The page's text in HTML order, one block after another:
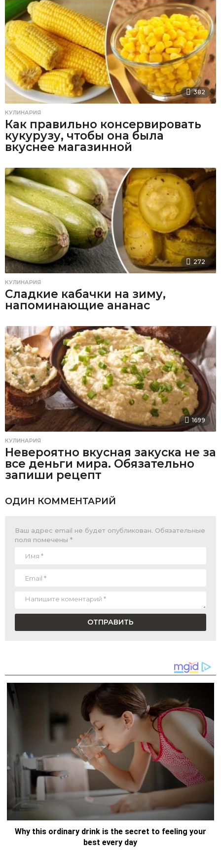
382
КУЛИНАРИЯ
Как правильно консервировать
кукурузу, чтобы она была
вкуснее магазинной
272
КУЛИНАРИЯ
Сладкие кабачки на зиму,
напоминающие ананас
1699
КУЛИНАРИЯ
Невероятно вкусная закуска не за
все деньги мира. Обязательно
запиши рецепт
ОДИН КОММЕНТАРИЙ
Ваш адрес email не будет опубликован. Обязательные
поля помечены *